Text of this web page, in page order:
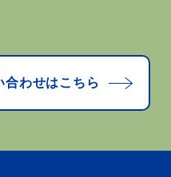
合わせはこちら